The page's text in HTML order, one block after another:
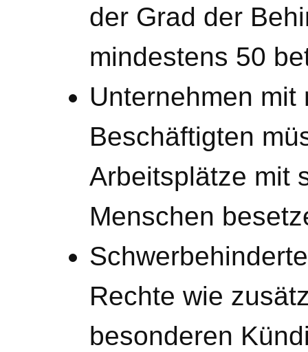
der Grad der
mindestens 50
Unternehmen mit
Beschäftigten
Arbeitsplätze mit
Menschen
Rechte wie
besonderen